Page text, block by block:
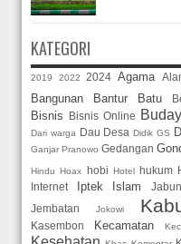
KATEGORI
2019 2022 2024 Agama
Bangunan Bantur Batu
Bisnis Bisnis Online
Dari warga Dau Desa Didik GS
Ganjar Pranowo Gedangan
Hindu Hoax hobi Hotel hukum
Internet Iptek Islam
Jembatan
Jokowi
Kasembon
Kecamatan